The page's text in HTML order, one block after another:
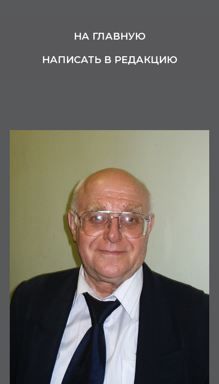
НА ГЛАВНУЮ
НАПИСАТЬ В РЕДАКЦИЮ